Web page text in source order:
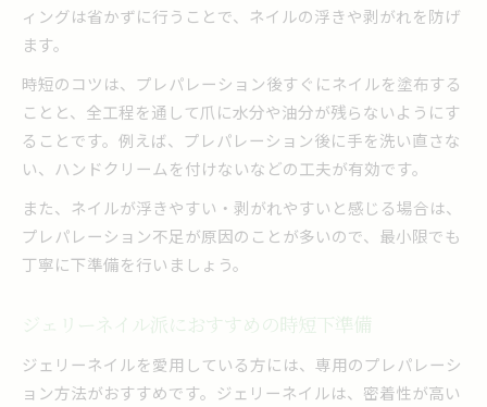
ィングは省かずに行うことで、ネイルの浮きや剥がれを防げ
ます。
時短のコツは、プレパレーション後すぐにネイルを塗布する
ことと、全工程を通して爪に水分や油分が残らないようにす
ることです。例えば、プレパレーション後に手を洗い直さな
い、ハンドクリームを付けないなどの工夫が有効です。
また、ネイルが浮きやすい・剥がれやすいと感じる場合は、
プレパレーション不足が原因のことが多いので、最小限でも
丁寧に下準備を行いましょう。
ジェリーネイル派におすすめの時短下準備
ジェリーネイルを愛用している方には、専用のプレパレーシ
ョン方法がおすすめです。ジェリーネイルは、密着性が高い